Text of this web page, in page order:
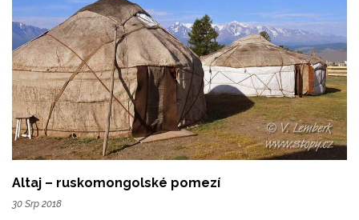
Altaj – ruskomongolské pomezí
30 Srp 2018